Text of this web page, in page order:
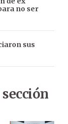
no ser
sus